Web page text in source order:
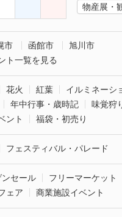
物産展・
市 函館市
旭川市
ト一覧を見る
花火 紅葉 イルミネーシ
年中行事・歳時記
味覚狩
ント
福袋・初売り
フェスティバル・パレード
セール フリーマーケット
ェア
商業施設イベント